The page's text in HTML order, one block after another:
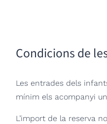
Condicions de
Les entrades dels
mínim els acompanyi
L’import de la reserva